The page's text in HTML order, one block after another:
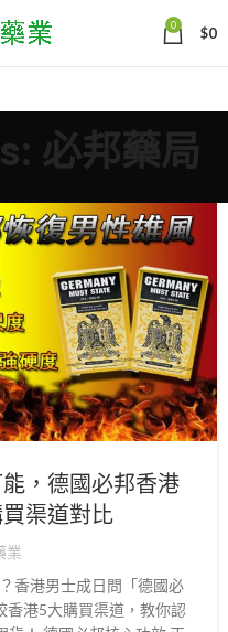
0 $0
必邦藥局
，德國必邦香港
渠道對比
業
香港男士成日問「德國必
香港5大購買渠道，教你認